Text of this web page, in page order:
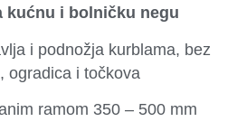
kućnu i bolničku negu
i podnožja kurblama, bez
ogradica i točkova
ramom 350 – 500 mm